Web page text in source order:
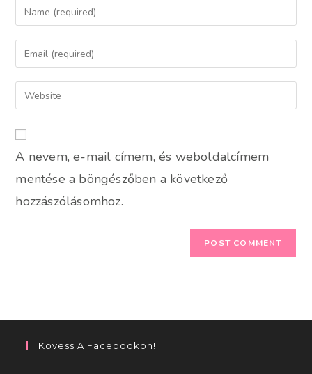
Enter
your
name
comment
Enter
your
email
address
Enter
your
URL
(optional)
A nevem, e-mail címem, és weboldalcímem
mentése a böngészőben a következő
hozzászólásomhoz.
Kövess A Facebookon!